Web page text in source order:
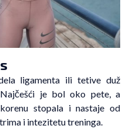
ligamenta ili tetive duž
je bol oko pete, a
stopala i nastaje od
i intezitetu treninga.